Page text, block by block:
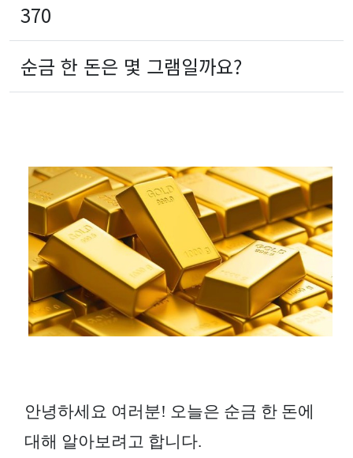
370
순금 한 돈은 몇 그램일까요?
안녕하세요 여러분! 오늘은 순금 한 돈에
대해 알아보려고 합니다.